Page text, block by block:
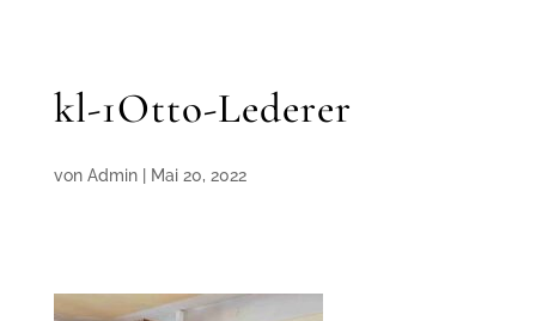
kl-1Otto-Lederer
von Admin| Mai 20, 2022